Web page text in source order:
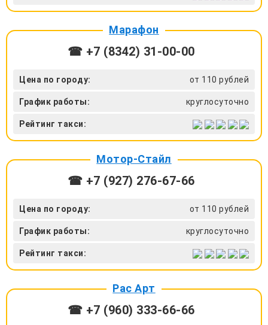
Марафон
☎ +7 (8342) 31-00-00
Цена по городу: от 110 рублей
График работы: круглосуточно
Рейтинг такси:
Мотор-Стайл
☎ +7 (927) 276-67-66
Цена по городу: от 110 рублей
График работы: круглосуточно
Рейтинг такси:
Рас Арт
☎ +7 (960) 333-66-66